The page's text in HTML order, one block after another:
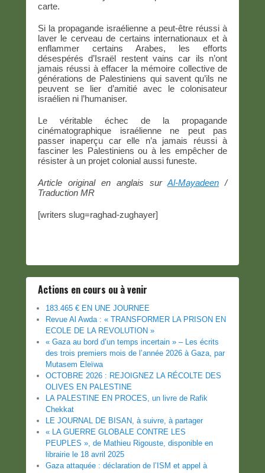
carte.
Si la propagande israélienne a peut-être réussi à
laver le cerveau de certains internationaux et à
enflammer certains Arabes, les efforts
désespérés d’Israël restent vains car ils n’ont
jamais réussi à effacer la mémoire collective de
générations de Palestiniens qui savent qu’ils ne
peuvent se lier d’amitié avec le colonisateur
israélien ni l’humaniser.
Le véritable échec de la propagande
cinématographique israélienne ne peut pas
passer inaperçu car elle n’a jamais réussi à
fasciner les Palestiniens ou à les empêcher de
résister à un projet colonial aussi funeste.
Article original en anglais sur Al-Mayadeen /
Traduction MR
[writers slug=raghad-zughayer]
Actions en cours ou à venir
183.465 € EN UNE JOURNEE
Revue Al Awda : « TRANSFORMER LA PRISON EN
ECOLE DE LA REVOLUTION »
« Gaza au bord d’un temps incertain » – Les écrits
des trois premiers mois de l’année 2026 à Gaza, par
Mutasem Eleïwa
OCTOBRE 2026 : REJOIGNEZ LA RÉCOLTE DES
OLIVES EN PALESTINE
LA PALESTINE EN PROCES, un livre de Rafik
Chekkat
LE JOURNAL DE BISAN, à suivre, à partager
« LA GUERRE GLOBALE CONTRE LES
PEUPLES », de Mathieu Rigouste, disponible en
librairie le 18 avril 2025
Gaza attaquée : déclaration de l’ISM et appel à